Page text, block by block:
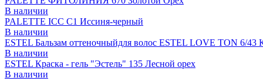
В наличии
PALETTE ICC C1 Иссиня-черный
В наличии
ESTEL Бальзам оттеночныйдля волос ESTEL LOVE TON 6/43
В наличии
ESTEL Краска - гель "Эстель" 135 Лесной орех
В наличии